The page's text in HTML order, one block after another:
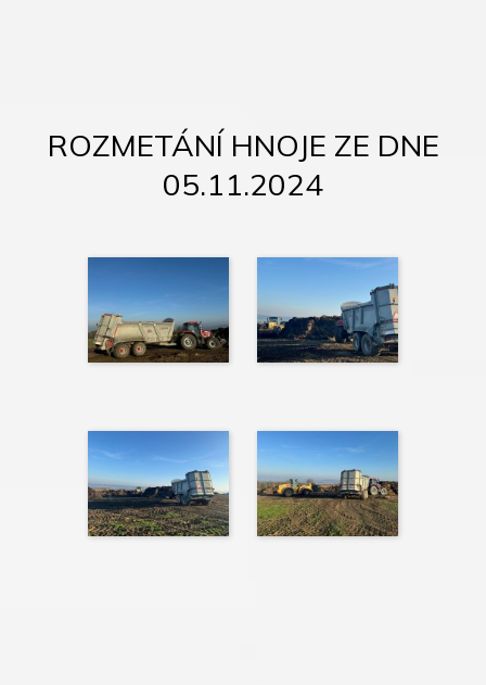
ROZMETÁNÍ HNOJE ZE DNE
05.11.2024